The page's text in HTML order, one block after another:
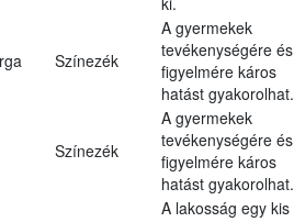
Színezék
A gyermekek
tevékenységére és
figyelmére káros
hatást gyakorolhat.
Színezék
A gyermekek
tevékenységére és
figyelmére káros
hatást gyakorolhat.
A lakosság egy kis